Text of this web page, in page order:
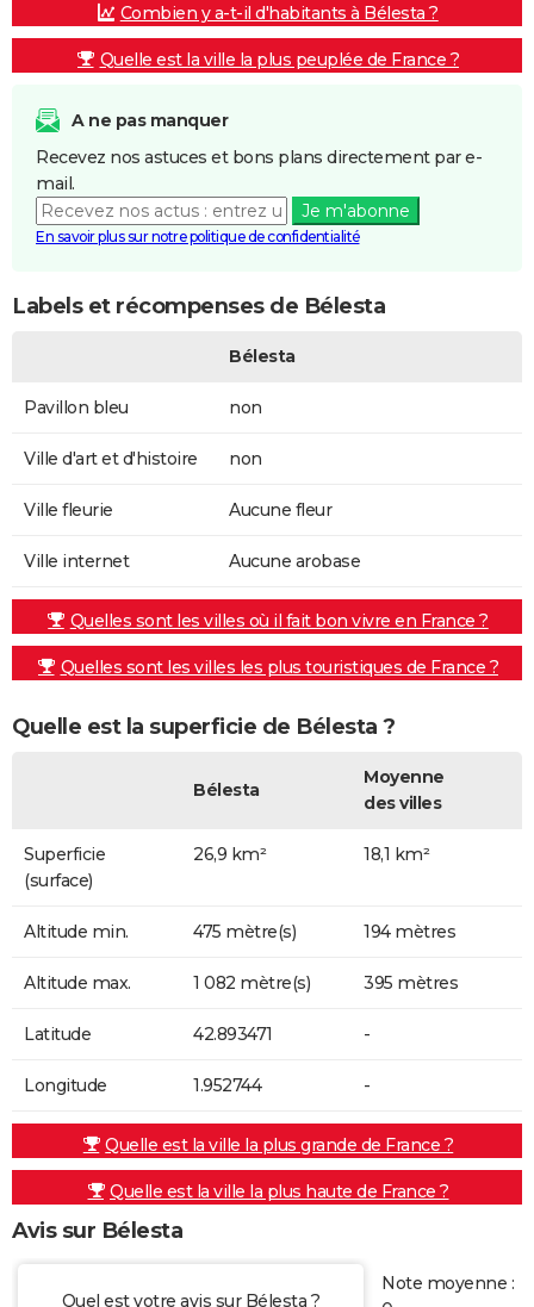
Combien y a-t-il d'habitants à Bélesta ?
Quelle est la ville la plus peuplée de France ?
A ne pas manquer
Recevez nos astuces et bons plans directement par e-
mail.
Je m'abonne
En savoir plus sur notre politique de confidentialité
Labels et récompenses de Bélesta
Bélesta
Pavillon bleu non
Ville d'art et d'histoire non
Ville fleurie Aucune fleur
Ville internet Aucune arobase
Quelles sont les villes où il fait bon vivre en France ?
Quelles sont les villes les plus touristiques de France ?
Quelle est la superficie de Bélesta ?
Bélesta
Moyenne
des villes
Superficie
(surface)
26,9 km² 18,1 km²
Altitude min. 475 mètre(s) 194 mètres
Altitude max. 1 082 mètre(s) 395 mètres
Latitude 42.893471 -
Longitude 1.952744 -
Quelle est la ville la plus grande de France ?
Quelle est la ville la plus haute de France ?
Avis sur Bélesta
Quel est votre avis sur Bélesta ?
Note moyenne :